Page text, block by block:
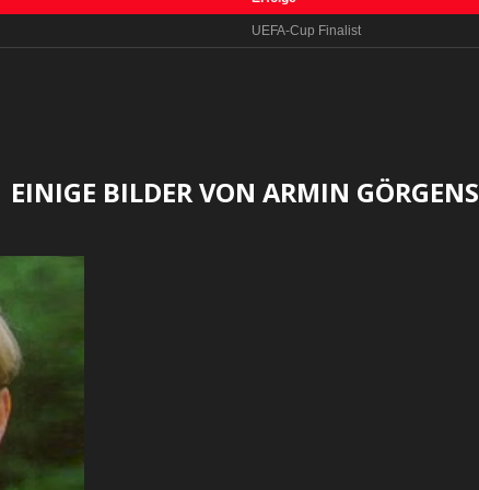
UEFA-Cup Finalist
EINIGE BILDER VON ARMIN GÖRGENS